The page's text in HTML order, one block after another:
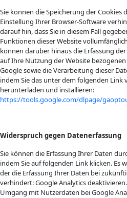
Sie können die Speicherung der Cookies
Einstellung Ihrer Browser-Software
darauf hin, dass Sie in diesem Fall
Funktionen dieser Website
können darüber hinaus die Erfassung
auf Ihre Nutzung der Website
Google sowie die Verarbeitung dieser
indem Sie das unter dem folgenden Link
herunterladen und installieren:
https://tools.google.com/dlpage/
Widerspruch gegen Datenerfassung
Sie können die Erfassung Ihrer Daten
indem Sie auf folgenden Link klicken. Es
der die Erfassung Ihrer Daten bei
verhindert: Google Analytics
Umgang mit Nutzerdaten bei Google